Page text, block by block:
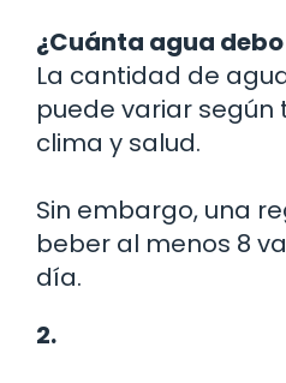
¿Cuánta agua
La cantidad de
puede variar según
clima y salud.
Sin embargo, una
beber al menos 8
día.
2.